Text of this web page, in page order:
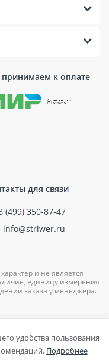
упаковке
без
Стержень или
соединения и
предназначены
на фасады
они
возможность
материала.
элементов в
к оплате
для связи
(499) 350-87-47
info@striwer.ru
и не является
единицу измерения
заказа у менеджера.
удобства пользования
Подробнее